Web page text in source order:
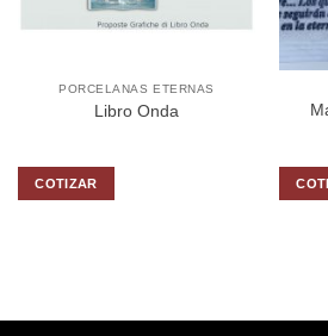
PORCELANAS ETERNAS
Libro Onda
COTIZAR